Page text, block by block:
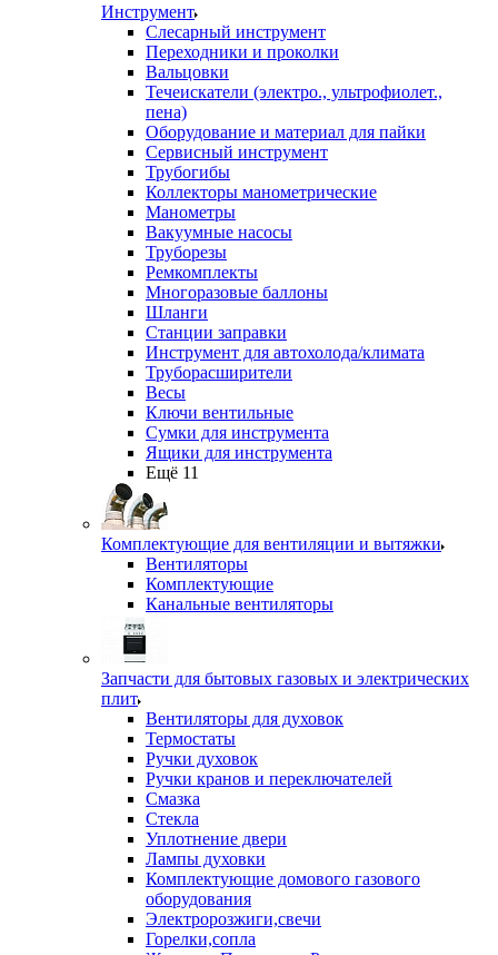
Инструмент
Слесарный инструмент
Переходники и проколки
Вальцовки
Течеискатели (электро., ультрофиолет.,
пена)
Оборудование и материал для пайки
Сервисный инструмент
Трубогибы
Коллекторы манометрические
Манометры
Вакуумные насосы
Труборезы
Ремкомплекты
Многоразовые баллоны
Шланги
Станции заправки
Инструмент для автохолода/климата
Труборасширители
Весы
Ключи вентильные
Сумки для инструмента
Ящики для инструмента
Ещё 11
Комплектующие для вентиляции и вытяжки
Вентиляторы
Комплектующие
Канальные вентиляторы
Запчасти для бытовых газовых и электрических
плит
Вентиляторы для духовок
Термостаты
Ручки духовок
Ручки кранов и переключателей
Смазка
Стекла
Уплотнение двери
Лампы духовки
Комплектующие домового газового
оборудования
Электророзжиги,свечи
Горелки,сопла